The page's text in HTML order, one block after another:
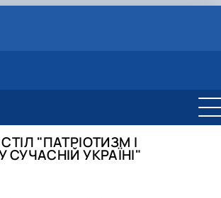
кафедри
музею
робота
лабораторії
література
наукові гуртки
«Центр біоморфологічних технологій»
"ПАТРІОТИЗМ І
СУЧАСНІЙ УКРАЇНІ"